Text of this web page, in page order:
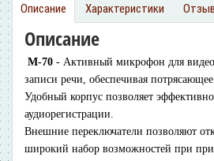
Описание Характеристики
Описание
М-70 - Активный микрофон для
записи речи, обеспечивая
Удобный корпус позволяет
аудиорегистрации.
Внешние переключатели позволяют
широкий набор возможностей при